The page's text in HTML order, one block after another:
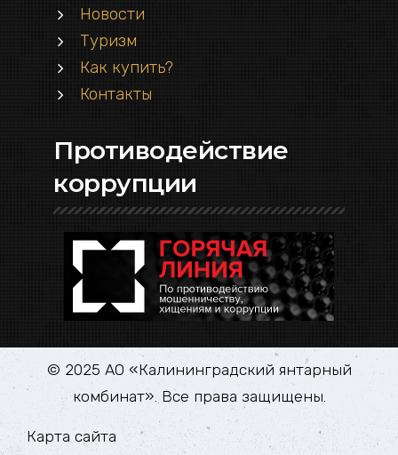
Новости
Туризм
Как купить?
Контакты
Противодействие
коррупции
© 2025 АО «Калининградский янтарный
комбинат». Все права защищены.
Карта сайта